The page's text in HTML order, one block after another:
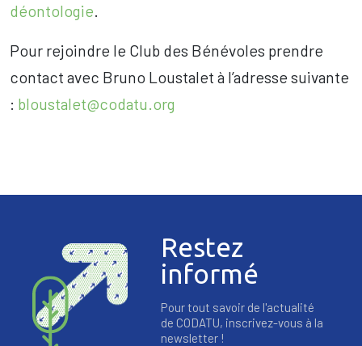
déontologie.
Pour rejoindre le Club des Bénévoles prendre
contact avec Bruno Loustalet à l’adresse suivante
: bloustalet@codatu.org
Restez
informé
Pour tout savoir de l'actualité
de CODATU, inscrivez-vous à la
newsletter !